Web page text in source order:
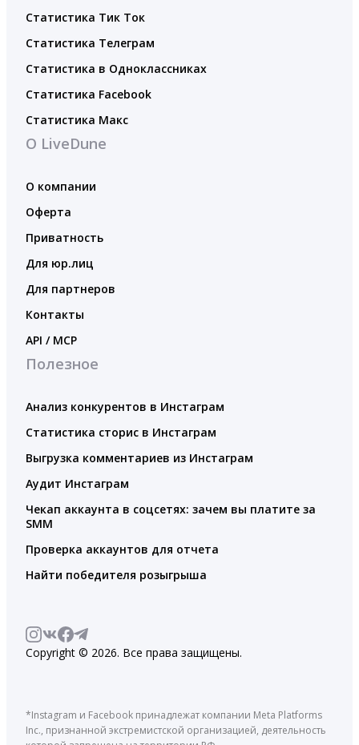
Статистика Тик Ток
Статистика Телеграм
Статистика в Одноклассниках
Статистика Facebook
Статистика Макс
О LiveDune
О компании
Оферта
Приватность
Для юр.лиц
Для партнеров
Контакты
API / MCP
Полезное
Анализ конкурентов в Инстаграм
Статистика сторис в Инстаграм
Выгрузка комментариев из Инстаграм
Аудит Инстаграм
Чекап аккаунта в соцсетях: зачем вы платите за
SMM
Проверка аккаунтов для отчета
Найти победителя розыгрыша
Copyright © 2026. Все права защищены.
*Instagram и Facebook принадлежат компании Meta Platforms
Inc., признанной экстремистской организацией, деятельность